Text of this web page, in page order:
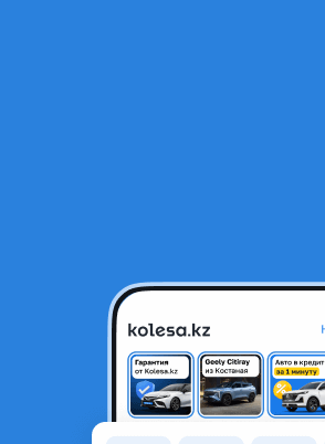
Ford Mustang
12 000 000 ₸